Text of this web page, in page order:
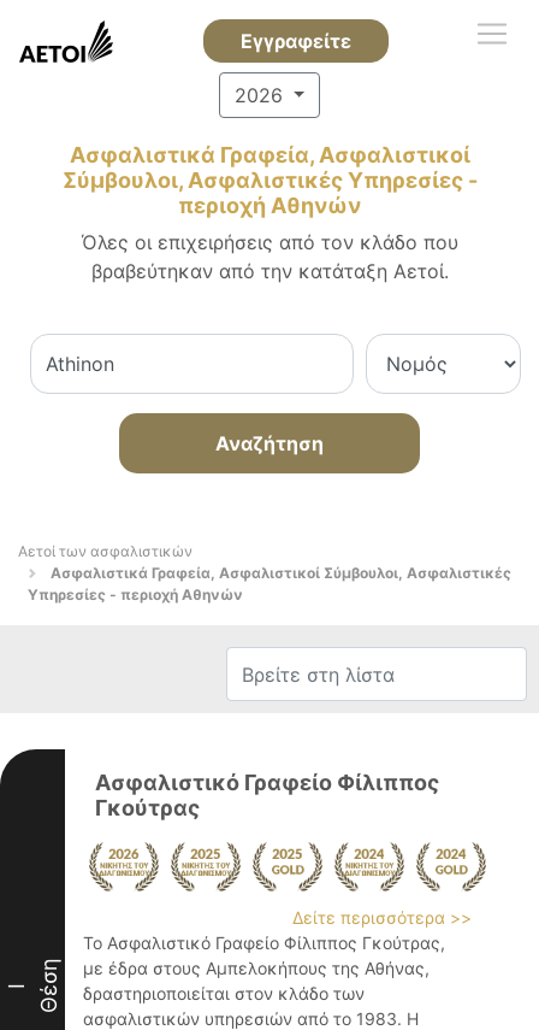
Εγγραφείτε
2026
Ασφαλιστικά Γραφεία, Ασφαλιστικοί
Σύμβουλοι, Ασφαλιστικές Υπηρεσίες -
περιοχή Αθηνών
Όλες οι επιχειρήσεις από τον κλάδο που
βραβεύτηκαν από την κατάταξη Αετοί.
Αναζήτηση
Αετοί των ασφαλιστικών
Ασφαλιστικά Γραφεία, Ασφαλιστικοί Σύμβουλοι, Ασφαλιστικές
Υπηρεσίες - περιοχή Αθηνών
I Θέση
Ασφαλιστικό Γραφείο Φίλιππος
Γκούτρας
Δείτε περισσότερα >>
Το Ασφαλιστικό Γραφείο Φίλιππος Γκούτρας,
με έδρα στους Αμπελοκήπους της Αθήνας,
δραστηριοποιείται στον κλάδο των
ασφαλιστικών υπηρεσιών από το 1983. Η